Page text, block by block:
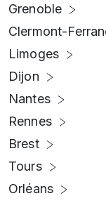
Grenoble
Clermont-
Limoges
Dijon
Nantes
Rennes
Brest
Tours
Orléans